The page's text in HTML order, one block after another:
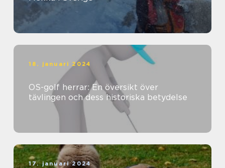
18. januari 2024
OS-golf herrar: En översikt över
tävlingen och dess historiska betydelse
17. januari 2024